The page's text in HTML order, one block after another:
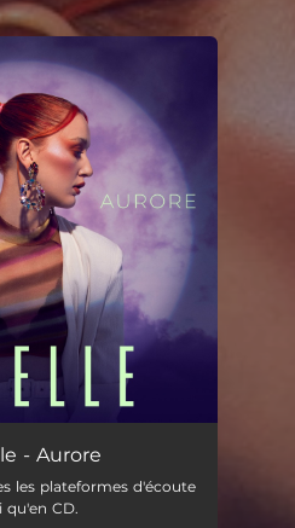
- Aurore
les plateformes d'écoute
qu'en CD.